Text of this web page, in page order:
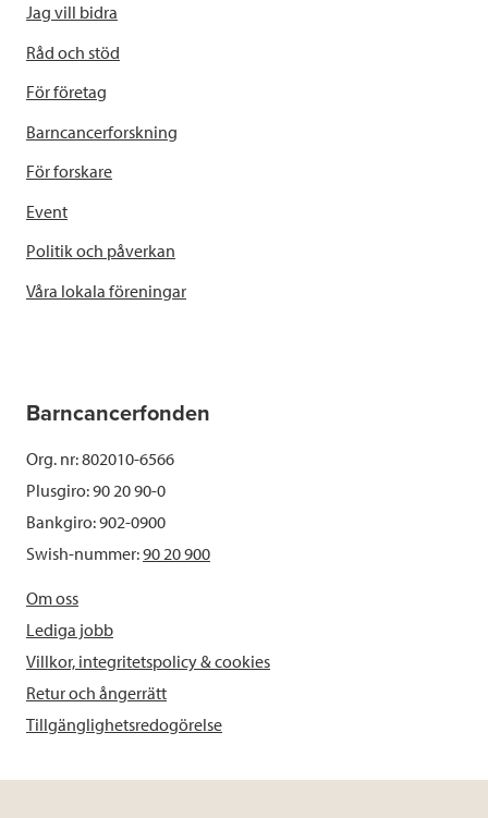
Jag vill bidra
Råd och stöd
För företag
Barncancerforskning
För forskare
Event
Politik och påverkan
Våra lokala föreningar
Barncancerfonden
Org. nr: 802010-6566
Plusgiro: 90 20 90-0
Bankgiro: 902-0900
Swish-nummer:90 20 900
Om oss
Lediga jobb
Villkor, integritetspolicy & cookies
Retur och ångerrätt
Tillgänglighetsredogörelse